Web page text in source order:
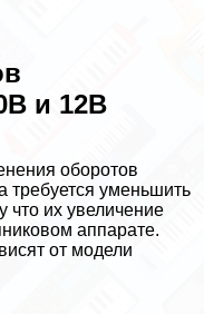
и 12В
оборотов
требуется уменьшить
что их увеличение
аппарате.
от модели